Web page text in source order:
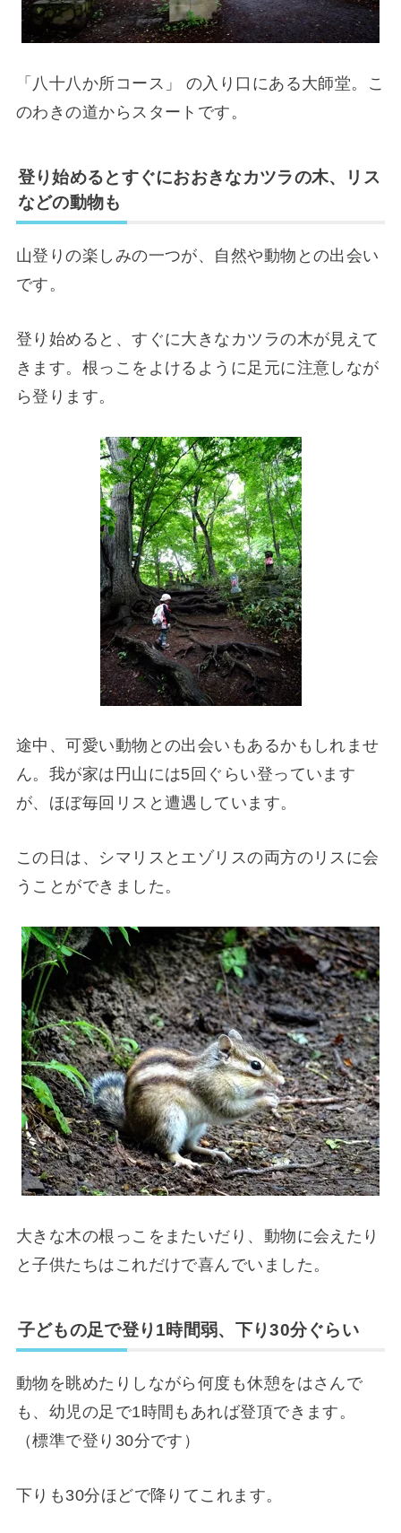
「八十八か所コース」 の入り口にある大師堂。こ
のわきの道からスタートです。
登り始めるとすぐにおおきなカツラの木、リス
などの動物も
山登りの楽しみの一つが、自然や動物との出会い
です。
登り始めると、すぐに大きなカツラの木が見えて
きます。根っこをよけるように足元に注意しなが
ら登ります。
途中、可愛い動物との出会いもあるかもしれませ
ん。我が家は円山には5回ぐらい登っています
が、ほぼ毎回リスと遭遇しています。
この日は、シマリスとエゾリスの両方のリスに会
うことができました。
大きな木の根っこをまたいだり、動物に会えたり
と子供たちはこれだけで喜んでいました。
子どもの足で登り1時間弱、下り30分ぐらい
動物を眺めたりしながら何度も休憩をはさんで
も、幼児の足で1時間もあれば登頂できます。
（標準で登り30分です）
下りも30分ほどで降りてこれます。